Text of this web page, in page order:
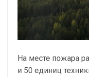
На месте пожара
и 50 единиц